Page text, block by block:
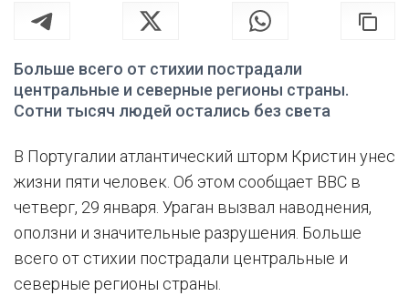
Больше всего от стихии пострадали
центральные и северные регионы страны.
Сотни тысяч людей остались без света
В Португалии атлантический шторм Кристин унес
жизни пяти человек. Об этом сообщает BBC в
четверг, 29 января. Ураган вызвал наводнения,
оползни и значительные разрушения. Больше
всего от стихии пострадали центральные и
северные регионы страны.